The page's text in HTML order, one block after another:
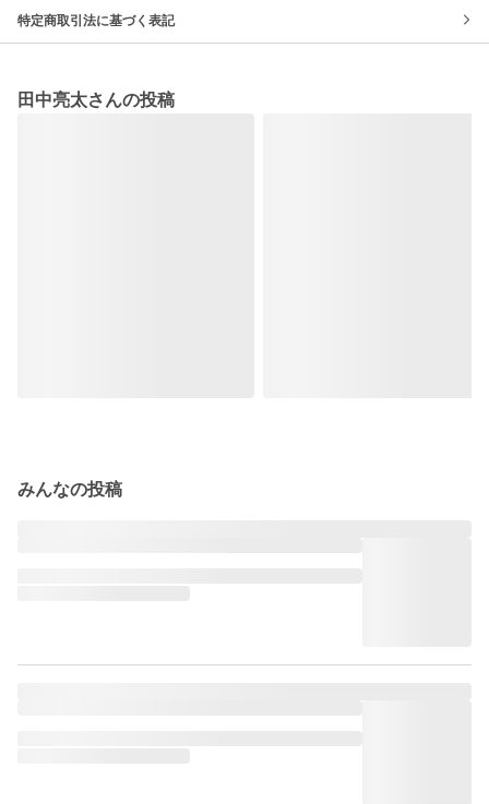
特定商取引法に基づく表記
田中亮太さんの投稿
みんなの投稿